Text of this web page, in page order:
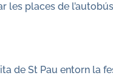
les places de
de St Pau entorn la